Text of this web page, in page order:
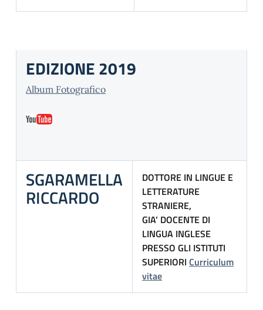
EDIZIONE 2019
Album Fotografico
SGARAMELLA
RICCARDO
DOTTORE IN LINGUE E
LETTERATURE
STRANIERE,
GIA’ DOCENTE DI
LINGUA INGLESE
PRESSO GLI ISTITUTI
SUPERIORI Curriculum
vitae